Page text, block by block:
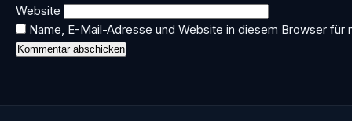
Website
Name, E-Mail-Adresse und Website in diesem Browser für